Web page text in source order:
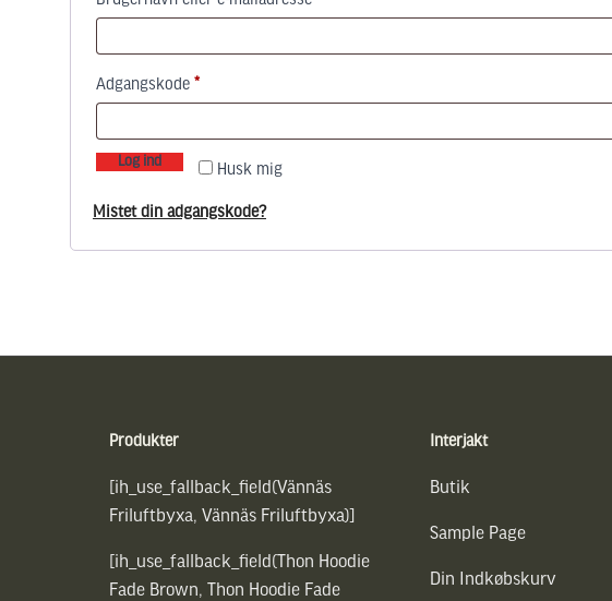
Adgangskode *Påkrævet
Husk mig
Log ind
Mistet din adgangskode?
Produkter
[ih_use_fallback_field(Vännäs
Friluftbyxa, Vännäs Friluftbyxa)]
[ih_use_fallback_field(Thon Hoodie
Fade Brown, Thon Hoodie Fade
Interjakt
Butik
Sample Page
Din Indkøbskurv